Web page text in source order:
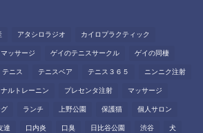
アタシロラジオ カイロプラクティック
ッサージ ゲイのテニスサークル ゲイの同棲
テニス テニスベア テニス３６５ ニンニク注射
ルトレーニン プレセンタ注射 マッサージ
ランチ 上野公園 保護猫 個人サロン
達 口内炎 口臭 日比谷公園 渋谷 犬